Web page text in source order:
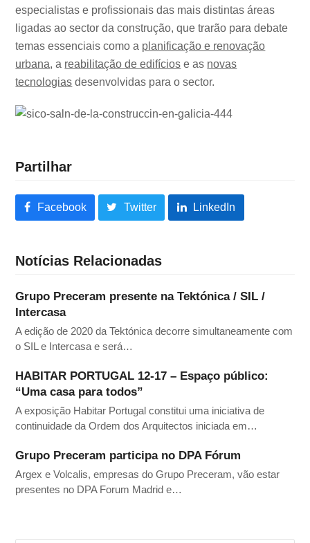
especialistas e profissionais das mais distintas áreas
ligadas ao sector da construção, que trarão para debate
temas essenciais como a planificação e renovação
urbana, a reabilitação de edifícios e as novas
tecnologias desenvolvidas para o sector.
Partilhar
Facebook Twitter LinkedIn
Notícias Relacionadas
Grupo Preceram presente na Tektónica / SIL /
Intercasa
A edição de 2020 da Tektónica decorre simultaneamente com
o SIL e Intercasa e será…
HABITAR PORTUGAL 12-17 – Espaço público:
“Uma casa para todos”
A exposição Habitar Portugal constitui uma iniciativa de
continuidade da Ordem dos Arquitectos iniciada em…
Grupo Preceram participa no DPA Fórum
Argex e Volcalis, empresas do Grupo Preceram, vão estar
presentes no DPA Forum Madrid e…